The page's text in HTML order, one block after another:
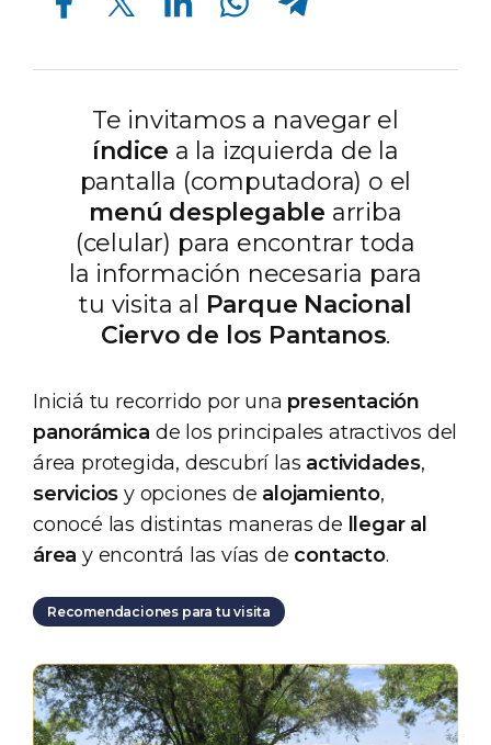
Te invitamos a navegar el
índice a la izquierda de la
pantalla (computadora) o el
menú desplegable arriba
(celular) para encontrar toda
la información necesaria para
tu visita al Parque Nacional
Ciervo de los Pantanos.
Iniciá tu recorrido por una presentación
panorámica de los principales atractivos del
área protegida, descubrí las actividades,
servicios y opciones de alojamiento,
conocé las distintas maneras de
llegar al
área y encontrá las vías de contacto.
Recomendaciones para tu visita